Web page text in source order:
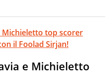
Michieletto top scorer
il Foolad Sirjan!
e Michieletto